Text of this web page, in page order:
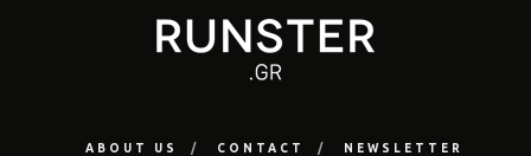
ABOUT US CONTACT
NEWSLETTER